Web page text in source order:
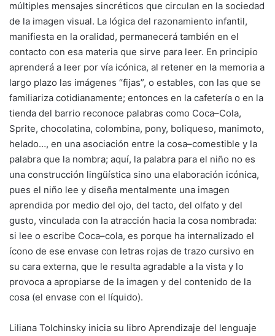
múltiples mensajes sincréticos que circulan en la sociedad
de la imagen visual. La lógica del razonamiento infantil,
manifiesta en la oralidad, permanecerá también en el
contacto con esa materia que sirve para leer. En principio
aprenderá a leer por vía icónica, al retener en la memoria a
largo plazo las imágenes “fijas”, o estables, con las que se
familiariza cotidianamente; entonces en la cafetería o en la
tienda del barrio reconoce palabras como Coca–Cola,
Sprite, chocolatina, colombina, pony, boliqueso, manimoto,
helado…, en una asociación entre la cosa–comestible y la
palabra que la nombra; aquí, la palabra para el niño no es
una construcción lingüística sino una elaboración icónica,
pues el niño lee y diseña mentalmente una imagen
aprendida por medio del ojo, del tacto, del olfato y del
gusto, vinculada con la atracción hacia la cosa nombrada:
si lee o escribe Coca–cola, es porque ha internalizado el
ícono de ese envase con letras rojas de trazo cursivo en
su cara externa, que le resulta agradable a la vista y lo
provoca a apropiarse de la imagen y del contenido de la
cosa (el envase con el líquido).
Liliana Tolchinsky inicia su libro Aprendizaje del lenguaje